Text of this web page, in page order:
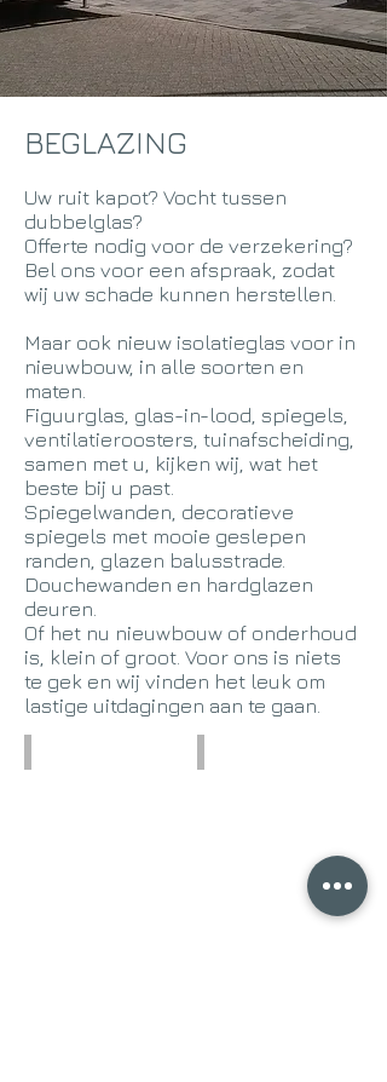
BEGLAZING
Uw ruit kapot? Vocht tussen
dubbelglas?
Offerte nodig voor de verzekering?
Bel ons voor een afspraak, zodat
wij uw schade kunnen herstellen.
Maar ook nieuw isolatieglas voor in
nieuwbouw, in alle soorten en
maten.
Figuurglas, glas-in-lood, spiegels,
ventilatieroosters, tuinafscheiding,
samen met u, kijken wij, wat het
beste bij u past.
Spiegelwanden, decoratieve
spiegels met mooie geslepen
randen, glazen balusstrade.
Douchewanden en hardglazen
deuren.
Of het nu nieuwbouw of onderhoud
is, klein of groot. Voor ons is niets
te gek en wij vinden het leuk om
lastige uitdagingen aan te gaan.